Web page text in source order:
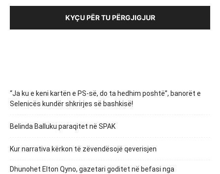
KYÇU PËR TU PËRGJIGJUR
“Ja ku e keni kartën e PS-së, do ta hedhim poshtë”, banorët e
Selenicës kundër shkrirjes së bashkisë!
Belinda Balluku paraqitet në SPAK
Kur narrativa kërkon të zëvendësojë qeverisjen
Dhunohet Elton Qyno, gazetari goditet në befasi nga